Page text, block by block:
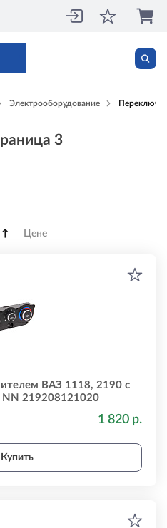
Электрооборудование
3
↑ Цене
ВАЗ 1118, 2190 с
219208121020
1 820 р.
Купить